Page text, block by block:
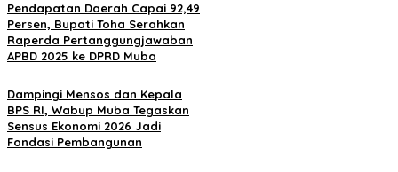
Pendapatan Daerah Capai 92,49
Persen, Bupati Toha Serahkan
Raperda Pertanggungjawaban
APBD 2025 ke DPRD Muba
Dampingi Mensos dan Kepala
BPS RI, Wabup Muba Tegaskan
Sensus Ekonomi 2026 Jadi
Fondasi Pembangunan